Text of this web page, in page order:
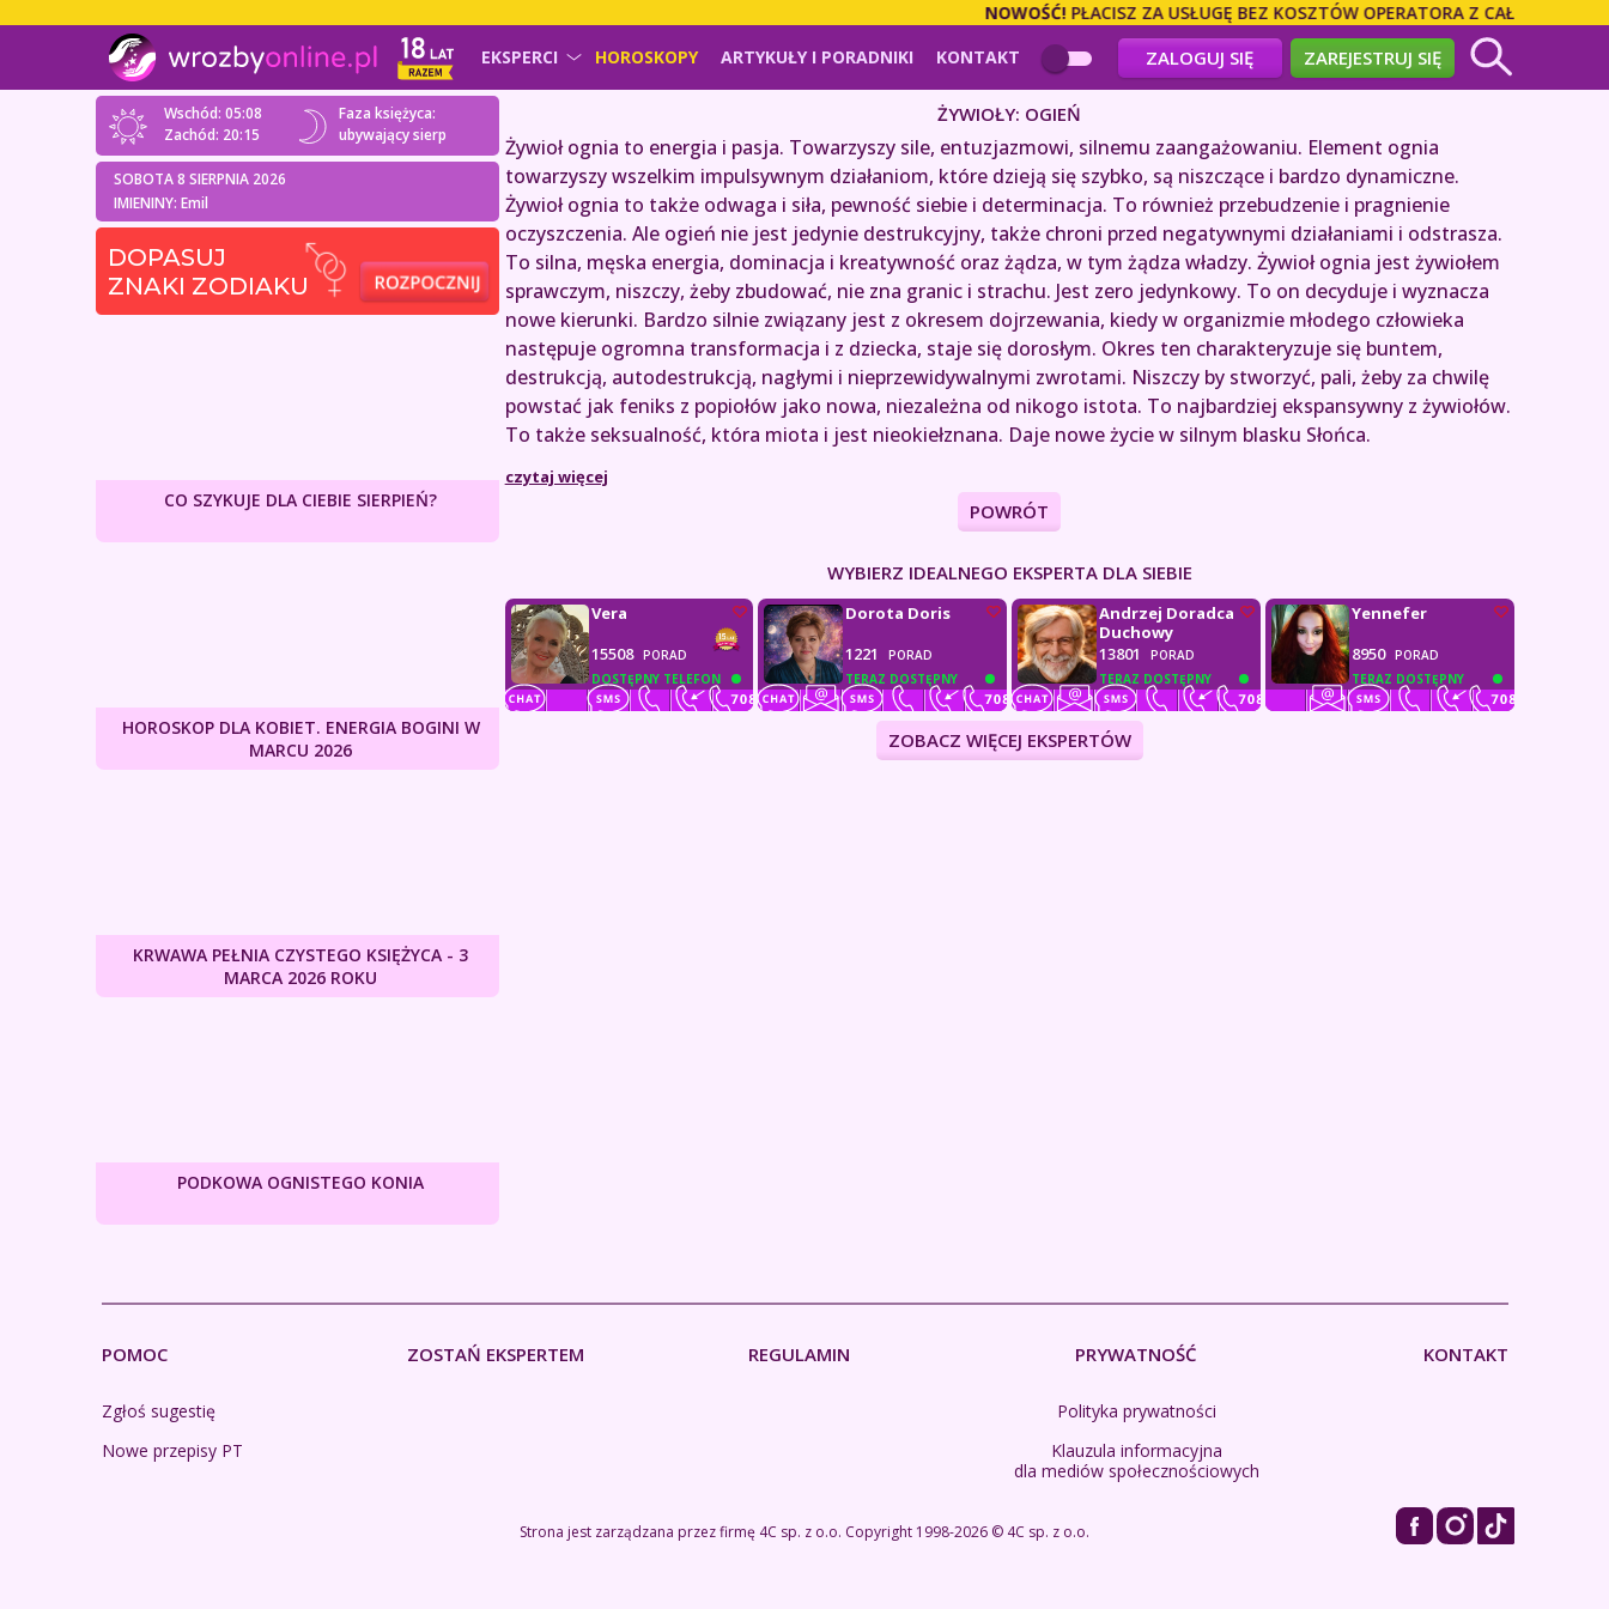
NOWOŚĆ!PŁACISZ ZA USŁUGĘ BEZ KOSZTÓW OPERATORA Z CAŁEGO ŚWIATA!
EKSPERCI HOROSKOPY ARTYKUŁY I PORADNIKI KONTAKT ZALOGUJ SIĘ ZAREJESTRUJ SIĘ
Wschód: 05:08
Zachód: 20:15
Faza księżyca:
ubywający sierp
SOBOTA 8 SIERPNIA 2026
IMIENINY: Emil
DOPASUJ
ZNAKI ZODIAKU
CO SZYKUJE DLA CIEBIE SIERPIEŃ?
HOROSKOP DLA KOBIET. ENERGIA BOGINI W
MARCU 2026
KRWAWA PEŁNIA CZYSTEGO KSIĘŻYCA - 3
MARCA 2026 ROKU
PODKOWA OGNISTEGO KONIA
ŻYWIOŁY: OGIEŃ
Żywioł ognia to energia i pasja. Towarzyszy sile, entuzjazmowi, silnemu zaangażowaniu. Element ognia
towarzyszy wszelkim impulsywnym działaniom, które dzieją się szybko, są niszczące i bardzo dynamiczne.
Żywioł ognia to także odwaga i siła, pewność siebie i determinacja. To również przebudzenie i pragnienie
oczyszczenia. Ale ogień nie jest jedynie destrukcyjny, także chroni przed negatywnymi działaniami i odstrasza.
To silna, męska energia, dominacja i kreatywność oraz żądza, w tym żądza władzy. Żywioł ognia jest żywiołem
sprawczym, niszczy, żeby zbudować, nie zna granic i strachu. Jest zero jedynkowy. To on decyduje i wyznacza
nowe kierunki. Bardzo silnie związany jest z okresem dojrzewania, kiedy w organizmie młodego człowieka
następuje ogromna transformacja i z dziecka, staje się dorosłym. Okres ten charakteryzuje się buntem,
destrukcją, autodestrukcją, nagłymi i nieprzewidywalnymi zwrotami. Niszczy by stworzyć, pali, żeby za chwilę
powstać jak feniks z popiołów jako nowa, niezależna od nikogo istota. To najbardziej ekspansywny z żywiołów.
To także seksualność, która miota i jest nieokiełznana. Daje nowe życie w silnym blasku Słońca.
czytaj więcej
POWRÓT
WYBIERZ IDEALNEGO EKSPERTA DLA SIEBIE
DOSTĘPNY TELEFON
Vera
15508 PORAD
TERAZ DOSTĘPNY
Dorota Doris
1221
PORAD
TERAZ DOSTĘPNY
Andrzej Doradca
Duchowy
13801
PORAD
TERAZ DOSTĘPNY
Yennefer
8950 PORAD
ZOBACZ WIĘCEJ EKSPERTÓW
POMOC
Zgłoś sugestię
Nowe przepisy PT
ZOSTAŃ EKSPERTEM REGULAMIN PRYWATNOŚĆ
Polityka prywatności
Klauzula informacyjna
dla mediów społecznościowych
KONTAKT
Strona jest zarządzana przez firmę 4C sp. z o.o. Copyright 1998-2026 © 4C sp. z o.o.